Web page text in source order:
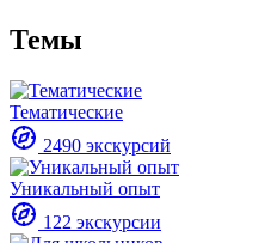
Темы
Тематические
2490 экскурсий
Уникальный опыт
122 экскурсии